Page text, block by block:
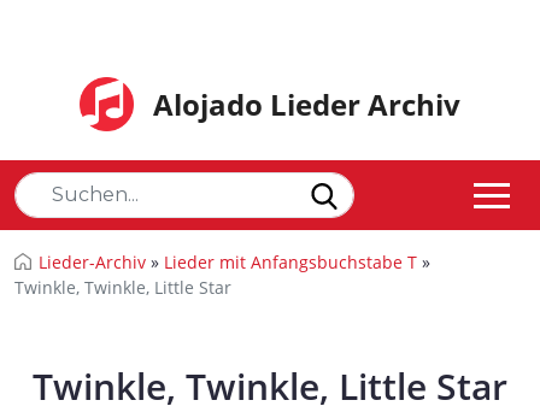
Alojado Lieder Archiv
Lieder-Archiv » Lieder mit Anfangsbuchstabe T »
Twinkle, Twinkle, Little Star
Twinkle, Twinkle, Little Star